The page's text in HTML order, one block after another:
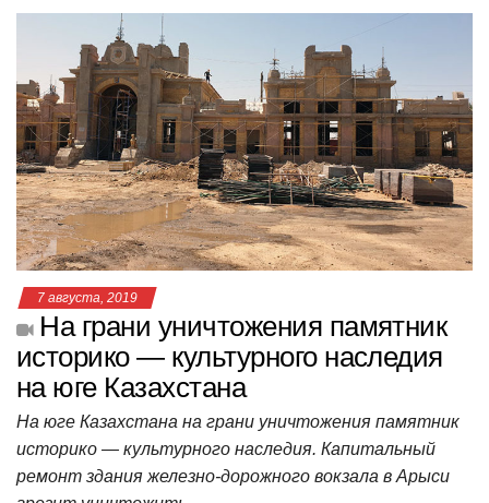
at
A
p
p
c
e
b
o
o
k
tt
er
n
kl
a
ss
ni
ki
e
gr
a
m
.R
u
er п
а
в
и
т
ь
7 августа, 2019
На грани уничтожения памятник
историко — культурного наследия
на юге Казахстана
На юге Казахстана на грани уничтожения памятник
историко — культурного наследия. Капитальный
ремонт здания железно-дорожного вокзала в Арыси